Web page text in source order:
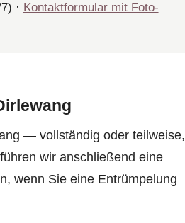
· Kontaktformular mit Foto-
— vollständig oder teilweise,
wir anschließend eine
wenn Sie eine Entrümpelung